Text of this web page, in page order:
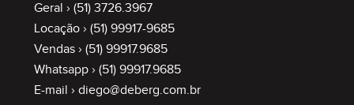
Geral › (51) 3726.3967
Locação › (51) 99917-9685
Vendas › (51) 99917.9685
Whatsapp › (51) 99917.9685
E-mail › diego@deberg.com.br